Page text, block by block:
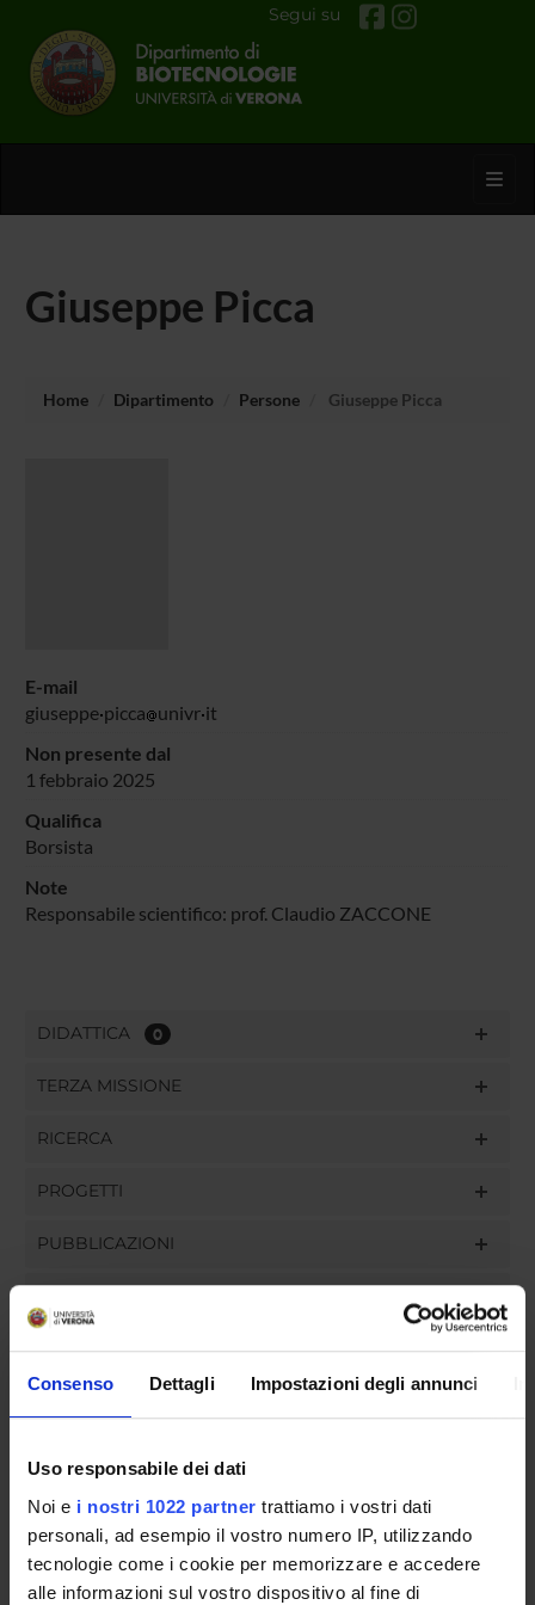
Consenso Dettagli Impostazioni degli annunci
Uso responsabile dei dati
Noi e i nostri 1022 partner trattiamo i vostri dati
personali, ad esempio il vostro numero IP, utilizzando
tecnologie come i cookie per memorizzare e accedere
alle informazioni sul vostro dispositivo al fine di
Segui su
Giuseppe Picca
Home Dipartimento Persone Giuseppe Picca
E-mail
giuseppe picca univr it
Non presente dal
1 febbraio 2025
Qualifica
Borsista
Note
Responsabile scientifico: prof. Claudio ZACCONE
DIDATTICA 0
TERZA MISSIONE
RICERCA
PROGETTI
PUBBLICAZIONI
ORGANIZZAZIONE
GOVERNANCE
COMMISSIONI
UFFICI E STRUTTURE DI SERVIZIO